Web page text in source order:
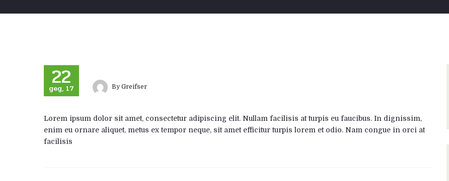
22
geg, 17 By Greifser
Lorem ipsum dolor sit amet, consectetur adipiscing elit. Nullam facilisis at turpis eu faucibus. In dignissim,
enim eu ornare aliquet, metus ex tempor neque, sit amet efficitur turpis lorem et odio. Nam congue in orci at
facilisis